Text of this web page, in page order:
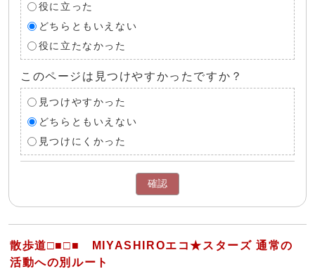
役に立った
どちらともいえない
役に立たなかった
このページは見つけやすかったですか？
見つけやすかった
どちらともいえない
見つけにくかった
確認
散歩道□■□■ MIYASHIROエコ★スターズ 通常の
活動への別ルート